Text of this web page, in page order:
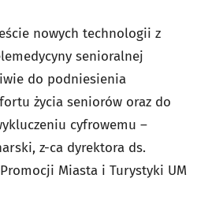
nowych technologii z
senioralnej
do podniesienia
życia seniorów oraz do
cyfrowemu –
z-ca dyrektora ds.
Miasta i Turystyki UM